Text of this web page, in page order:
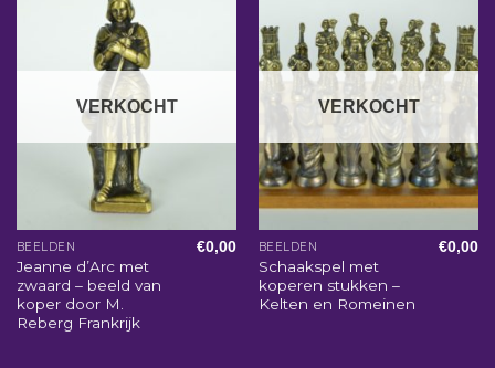
VERKOCHT
BEELDEN
Jeanne d’Arc met
zwaard – beeld van
koper door M.
Reberg Frankrijk
€0,00
VERKOCHT
BEELDEN
Schaakspel met
koperen stukken –
Kelten en Romeinen
€0,00